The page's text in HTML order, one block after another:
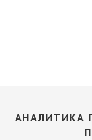
АНАЛИТИКА